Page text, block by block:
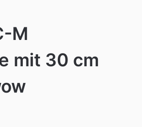
M
mit 30 cm